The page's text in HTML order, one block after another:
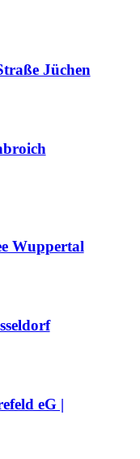
Jüchen
Wuppertal
eG |